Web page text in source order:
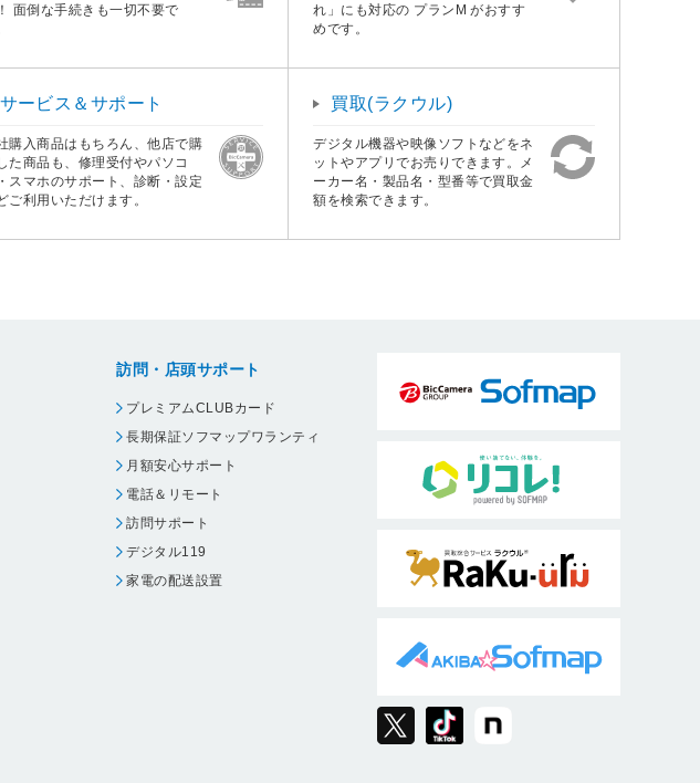
面倒な手続きも一切不要で
れ」にも対応の プランM がおすす
めです。
サービス＆サポート
購入商品はもちろん、他店で購
た商品も、修理受付やパソコ
スマホのサポート、診断・設定
ご利用いただけます。
買取(ラクウル)
デジタル機器や映像ソフトなどをネ
ットやアプリでお売りできます。メ
ーカー名・製品名・型番等で買取金
額を検索できます。
訪問・店頭サポート
プレミアムCLUBカード
長期保証ソフマップワランティ
月額安心サポート
電話＆リモート
訪問サポート
デジタル119
家電の配送設置